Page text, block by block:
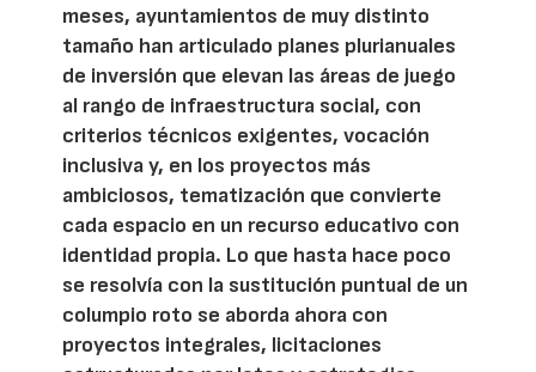
meses, ayuntamientos de muy distinto
tamaño han articulado planes plurianuales
de inversión que elevan las áreas de juego
al rango de infraestructura social, con
criterios técnicos exigentes, vocación
inclusiva y, en los proyectos más
ambiciosos, tematización que convierte
cada espacio en un recurso educativo con
identidad propia. Lo que hasta hace poco
se resolvía con la sustitución puntual de un
columpio roto se aborda ahora con
proyectos integrales, licitaciones